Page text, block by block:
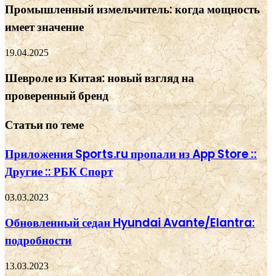
Промышленный измельчитель: когда мощность
имеет значение
19.04.2025
Шевроле из Китая: новый взгляд на
проверенный бренд
Статьи по теме
Приложения Sports.ru пропали из App Store ::
Другие :: РБК Спорт
03.03.2023
Обновленный седан Hyundai Avante/Elantra:
подробности
13.03.2023